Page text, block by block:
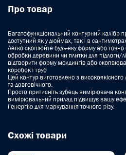
Про товар
Багатофункціональний контурний
доступний як у дюймах, так і в
Легко скопіюйте будь-яку форму або точно
обробки деревини чи плитки для підлоги/
відтворити форму молдингів або
коробок і труб
Цей контур виготовлено з
та довговічного.
Просто притисніть зубець вимірювача
вимірювальний прилад підвищує вашу
і енергію для маркування точного різу.
Схожі товари